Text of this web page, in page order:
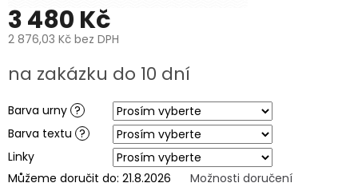
O
VÝROBĚ
NA
HROB
PÉČE
ČIŠTĚNÍ
UREN
PORCELÁNOVÝCH
3 480 Kč
2 876,03 Kč bez DPH
cena:
na zakázku do 10 dní
Barva urny ?
Barva textu ?
Linky
Můžeme doručit do: 21.8.2026 Možnosti doručení